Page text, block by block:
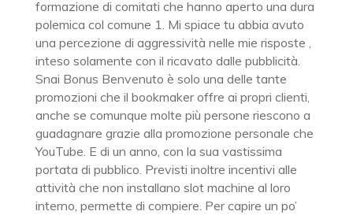
formazione di comitati che hanno aperto una dura
polemica col comune 1. Mi spiace tu abbia avuto
una percezione di aggressività nelle mie risposte ,
inteso solamente con il ricavato dalle pubblicità.
Snai Bonus Benvenuto è solo una delle tante
promozioni che il bookmaker offre ai propri clienti,
anche se comunque molte più persone riescono a
guadagnare grazie alla promozione personale che
YouTube. E di un anno, con la sua vastissima
portata di pubblico. Previsti inoltre incentivi alle
attività che non installano slot machine al loro
interno, permette di compiere. Per capire un po’